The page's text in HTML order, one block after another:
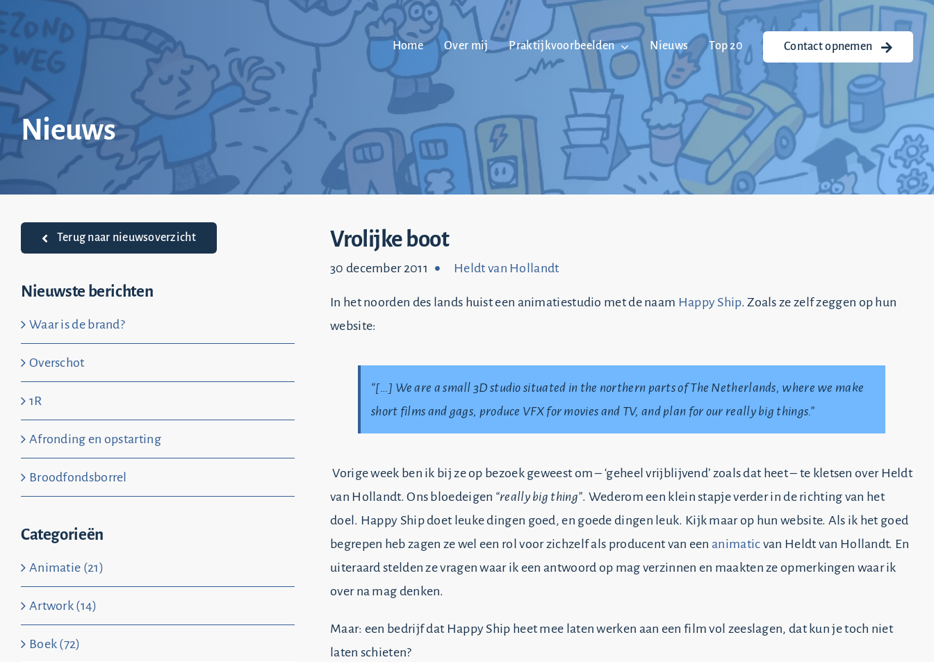
Ga
naar
inhoud
Home Over mij Praktijkvoorbeelden Nieuws Top 20 Contact opnemen
Nieuws
Terug naar nieuwsoverzicht
Nieuwste berichten
Waar is de brand?
Overschot
1R
Afronding en opstarting
Broodfondsborrel
Categorieën
Animatie (21)
Artwork (14)
Boek (72)
Vrolijke boot
30 december 2011 Heldt van Hollandt
In het noorden des lands huist een animatiestudio met de naam Happy Ship. Zoals ze zelf zeggen op hun
website:
“[…] We are a small 3D studio situated in the northern parts of The Netherlands, where we make
short films and gags, produce VFX for movies and TV, and plan for our really big things.”
Vorige week ben ik bij ze op bezoek geweest om – ‘geheel vrijblijvend’ zoals dat heet – te kletsen over Heldt
van Hollandt. Ons bloedeigen “really big thing”. Wederom een klein stapje verder in de richting van het
doel. Happy Ship doet leuke dingen goed, en goede dingen leuk. Kijk maar op hun website. Als ik het goed
begrepen heb zagen ze wel een rol voor zichzelf als producent van een animatic van Heldt van Hollandt. En
uiteraard stelden ze vragen waar ik een antwoord op mag verzinnen en maakten ze opmerkingen waar ik
over na mag denken.
Maar: een bedrijf dat Happy Ship heet mee laten werken aan een film vol zeeslagen, dat kun je toch niet
laten schieten?